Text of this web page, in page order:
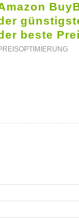
beste